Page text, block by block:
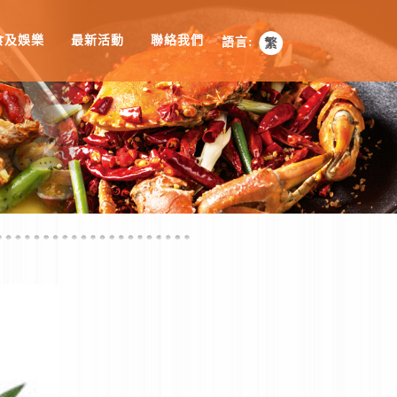
及娛樂 最新活動 聯絡我們 語言: